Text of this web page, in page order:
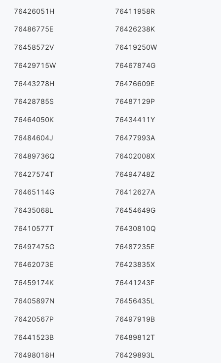
76426051H 76411958R
76486775E 76426238K
76458572V 76419250W
76429715W 76467874G
76443278H 76476609E
76428785S 76487129P
76464050K 76434411Y
76484604J 76477993A
76489736Q 76402008X
76427574T 76494748Z
76465114G 76412627A
76435068L 76454649G
76410577T 76430810Q
76497475G 76487235E
76462073E 76423835X
76459174K 76441243F
76405897N 76456435L
76420567P 76497919B
76441523B 76489812T
76498018H 76429893L